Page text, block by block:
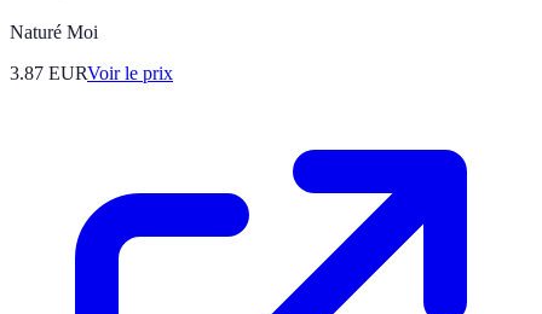
Naturé Moi
3.87 EURVoir le prix